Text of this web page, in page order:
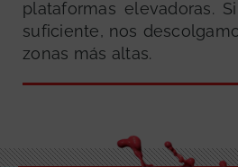
plataformas elevadoras.
suficiente, nos
zonas más altas.